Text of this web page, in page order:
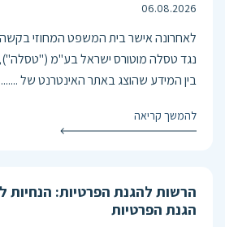
06.08.2026
לאחרונה אישר בית המשפט המחוזי בקשה
נגד טסלה מוטורס ישראל בע"מ
בין המידע שהוצג באתר האינטרנט של .......
להמשך קריאה
הרשות להגנת הפרטיות: הנחיות
הגנת הפרטיות